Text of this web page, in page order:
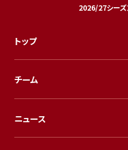
2026/27シーズ
トップ
チーム
ニュース